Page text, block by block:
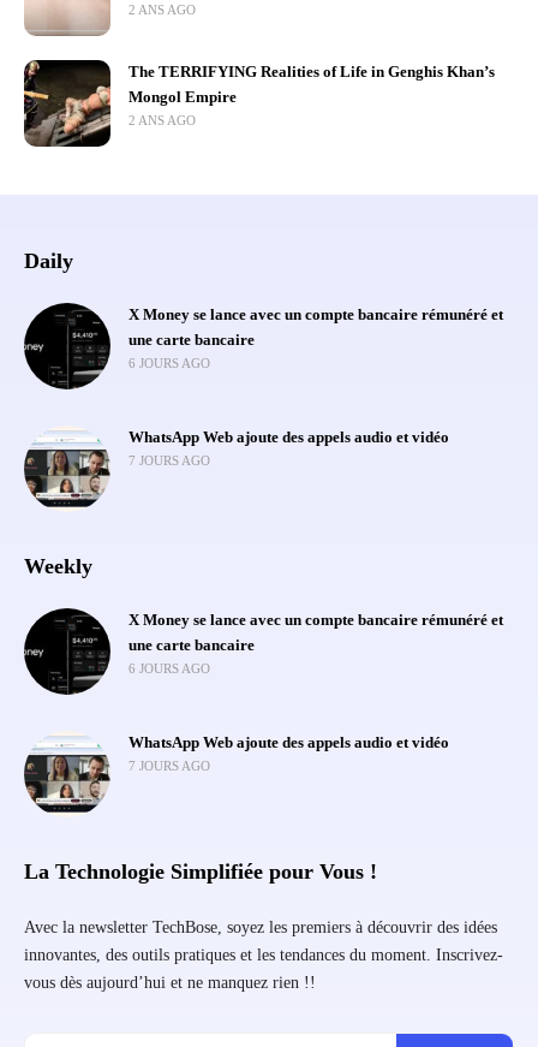
2 ANS AGO
The TERRIFYING Realities of Life in Genghis Khan’s
Mongol Empire
2 ANS AGO
Daily
X Money se lance avec un compte bancaire rémunéré et
une carte bancaire
6 JOURS AGO
WhatsApp Web ajoute des appels audio et vidéo
7 JOURS AGO
Weekly
X Money se lance avec un compte bancaire rémunéré et
une carte bancaire
6 JOURS AGO
WhatsApp Web ajoute des appels audio et vidéo
7 JOURS AGO
La Technologie Simplifiée pour Vous !
Avec la newsletter TechBose, soyez les premiers à découvrir des idées
innovantes, des outils pratiques et les tendances du moment. Inscrivez-
vous dès aujourd’hui et ne manquez rien !!